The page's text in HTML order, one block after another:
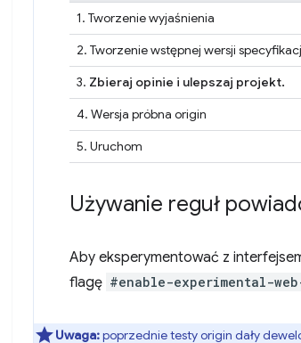
1. Tworzenie wyjaśnienia
2. Tworzenie wstępnej wersji
3. Zbieraj opinie i ulepszaj projekt.
4. Wersja próbna origin
5. Uruchom
Używanie reguł
Aby eksperymentować z
flagę #enable-experimental-
Uwaga:poprzednie testy origin dały